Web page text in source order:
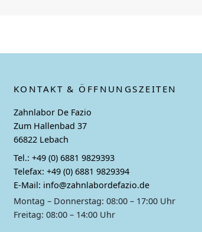
KONTAKT & ÖFFNUNGSZEITEN
Zahnlabor De Fazio
Zum Hallenbad 37
66822 Lebach
Tel.: +49 (0) 6881 9829393
Telefax: +49 (0) 6881 9829394
E-Mail: info@zahnlabordefazio.de
Montag – Donnerstag: 08:00 – 17:00 Uhr
Freitag: 08:00 – 14:00 Uhr